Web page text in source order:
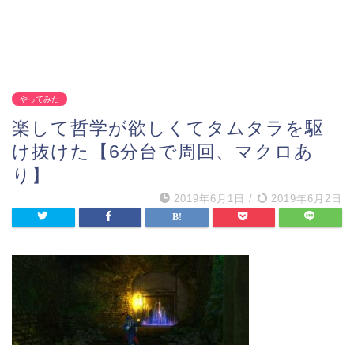
やってみた
楽して哲学が欲しくてタムタラを駆
け抜けた【6分台で周回、マクロあ
り】
2019年6月1日 / 2019年6月2日